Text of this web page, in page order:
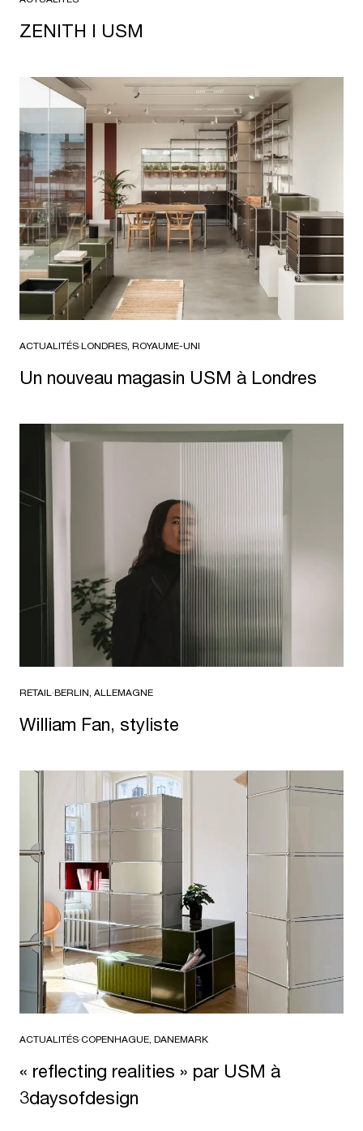
ZENITH I USM
ACTUALITÉS·LONDRES, ROYAUME-UNI
Un nouveau magasin USM à Londres
RETAIL·BERLIN, ALLEMAGNE
William Fan, styliste
ACTUALITÉS·COPENHAGUE, DANEMARK
« reflecting realities » par USM à
3daysofdesign